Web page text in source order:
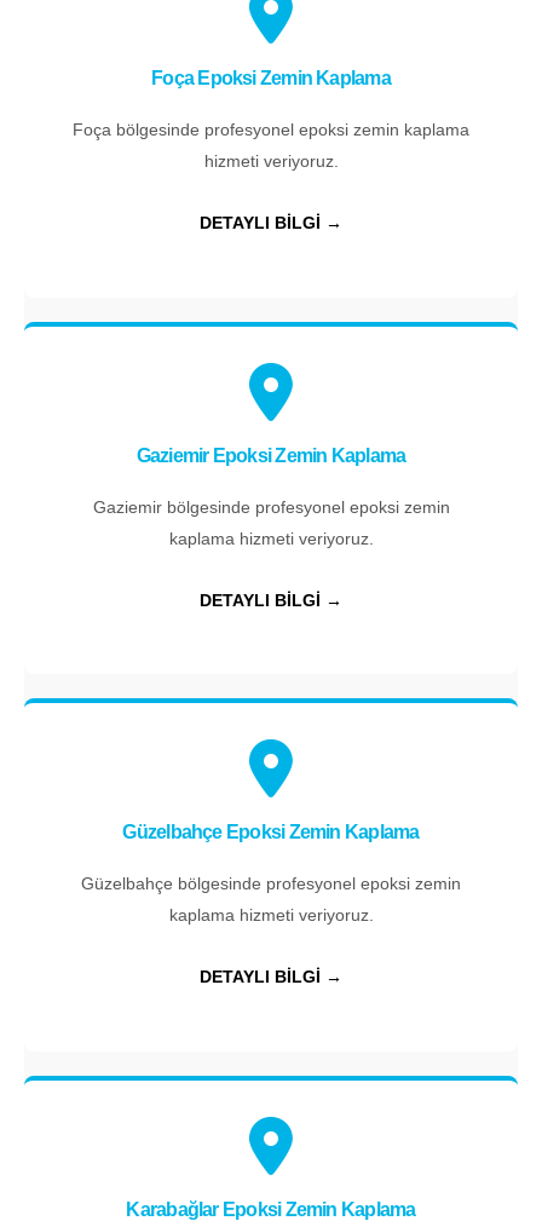
Foça Epoksi Zemin Kaplama
Foça bölgesinde profesyonel epoksi zemin kaplama
hizmeti veriyoruz.
DETAYLI BİLGİ →
Gaziemir Epoksi Zemin Kaplama
Gaziemir bölgesinde profesyonel epoksi zemin
kaplama hizmeti veriyoruz.
DETAYLI BİLGİ →
Güzelbahçe Epoksi Zemin Kaplama
Güzelbahçe bölgesinde profesyonel epoksi zemin
kaplama hizmeti veriyoruz.
DETAYLI BİLGİ →
Karabağlar Epoksi Zemin Kaplama